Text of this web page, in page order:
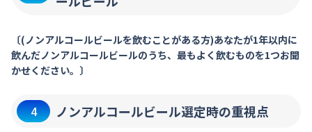
〔(ノンアルコールビールを飲むことがある方)あなたが1年以内に
飲んだノンアルコールビールのうち、最もよく飲むものを1つお聞
かせください。〕
4 ノンアルコールビール選定時の重視点